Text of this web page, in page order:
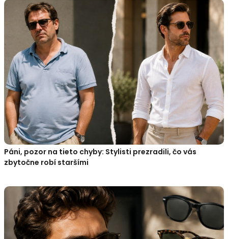
Páni, pozor na tieto chyby: Stylisti prezradili, čo vás
zbytočne robí staršími